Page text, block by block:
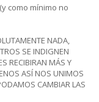
como mínimo no
NADA,
SE INDIGNEN
RECIBIRAN MÁS Y
ASÍ NOS UNIMOS
CAMBIAR LAS